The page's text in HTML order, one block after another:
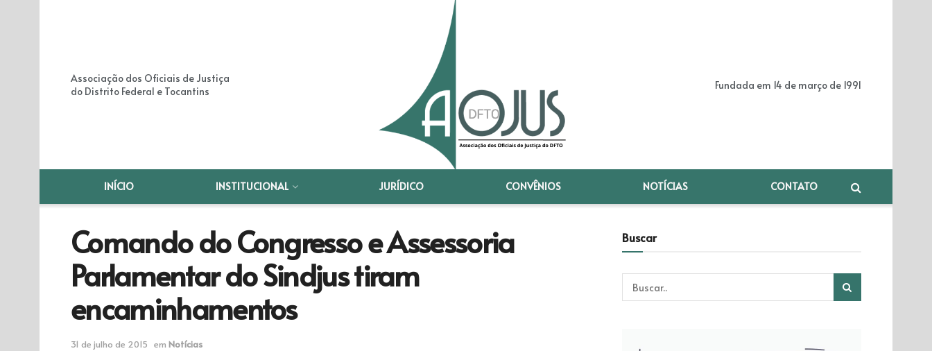
Associação dos Oficiais de Justiça
do Distrito Federal e Tocantins
Fundada em 14 de março de 1991
INÍCIO INSTITUCIONAL JURÍDICO CONVÊNIOS NOTÍCIAS CONTATO
Comando do Congresso e Assessoria
Parlamentar do Sindjus tiram
encaminhamentos
31 de julho de 2015 em Notícias
Buscar